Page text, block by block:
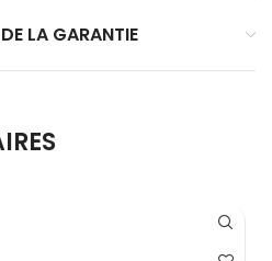
LA GARANTIE